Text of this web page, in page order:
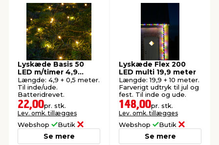
Lyskæde Basis 50
LED m/timer 4,9
meter
Længde: 4,9 + 0,5 meter.
Til inde/ude.
Batteridrevet.
22,00pr. stk.
Lev. omk. tillægges
Webshop Butik
Se mere
Lyskæde Flex 200
LED multi 19,9 meter
Længde: 19,9 + 10 meter.
Farverigt udtryk til jul og
fest. Til inde og ude.
148,00pr. stk.
Lev. omk. tillægges
Webshop Butik
Se mere